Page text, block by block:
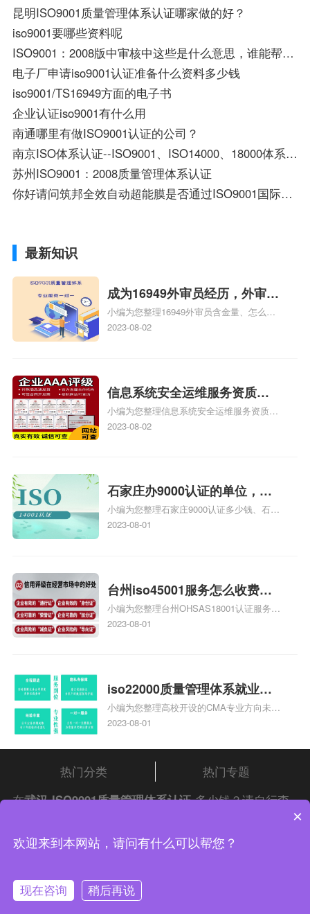
昆明ISO9001质量管理体系认证哪家做的好？
iso9001要哪些资料呢
ISO9001：2008版中审核中这些是什么意思，谁能帮我解答下？
电子厂申请iso9001认证准备什么资料多少钱
iso9001/TS16949方面的电子书
企业认证iso9001有什么用
南通哪里有做ISO9001认证的公司？
南京ISO体系认证--ISO9001、ISO14000、18000体系认证
苏州ISO9001：2008质量管理体系认证
你好请问筑邦全效自动超能膜是否通过ISO9001国际管理体系认证谢谢
最新知识
成为16949外审员经历，外审员
16949
小编为您整理16949外审员含金量、怎么才
能成为注册的TS16949:2009的外审员、我
2023-08-02
信息系统安全运维服务资质二
级费用，信息系统安全运维服
务资质二级
小编为您整理信息系统安全运维服务资质认
证证书机构有哪些、安全运维服务资质的费
体系认证知识，详情可查看下方正文！
2023-08-02
石家庄办9000认证的单位，石
家庄9000认证的公司
小编为您整理石家庄9000认证多少钱、石家
庄9000认证价格多少钱、石家庄9000认证
2023-08-01
台州iso45001服务怎么收费，
台州iso45001认证服务怎么收
费
小编为您整理台州OHSAS18001认证服务中
心哪家收费便宜、台州ISO9000认证，哪个
标准是什么相关iso体系认证知识，详情可
查看下方正文！
2023-08-01
iso22000质量管理体系就业方
向，质量管理与认证就业方向
小编为您整理高校开设的CMA专业方向未来
就业前景及就业方向如何、cma就业方向有
和cma未来就业方向、大学生考完cma，就
哪些就业方向相关iso体系认证知识，详情
可查看下方正文！
2023-08-01
热门分类
热门专题
在武汉 ISO9001质量管理体系认证 多少钱？请自行查
中证集团体系认证 版权所有 Copyright © 2022
渝公网安备 50010502003954号
联系我们
×
欢迎来到本网站，请问有什么可以帮您？
现在咨询 稍后再说